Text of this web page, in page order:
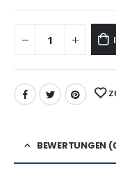
BEWERTUNGEN